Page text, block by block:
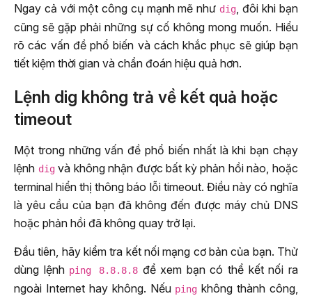
Ngay cả với một công cụ mạnh mẽ như dig , đôi khi bạn
cũng sẽ gặp phải những sự cố không mong muốn. Hiểu
rõ các vấn đề phổ biến và cách khắc phục sẽ giúp bạn
tiết kiệm thời gian và chẩn đoán hiệu quả hơn.
Lệnh dig không trả về kết quả hoặc
timeout
Một trong những vấn đề phổ biến nhất là khi bạn chạy
lệnh digvà không nhận được bất kỳ phản hồi nào, hoặc
terminal hiển thị thông báo lỗi timeout. Điều này có nghĩa
là yêu cầu của bạn đã không đến được máy chủ DNS
hoặc phản hồi đã không quay trở lại.
Đầu tiên, hãy kiểm tra kết nối mạng cơ bản của bạn. Thử
dùng lệnh ping 8.8.8.8để xem bạn có thể kết nối ra
ngoài Internet hay không. Nếu ping không thành công,